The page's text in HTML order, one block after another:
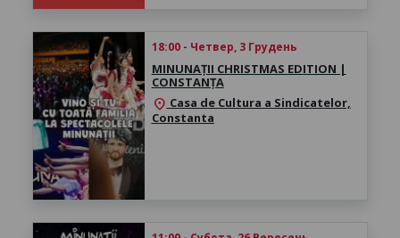
18:00 - Четвер, 3 Грудень
MINUNAȚII CHRISTMAS EDITION |
CONSTANȚA
location_on Casa de Cultura a Sindicatelor,
Constanta